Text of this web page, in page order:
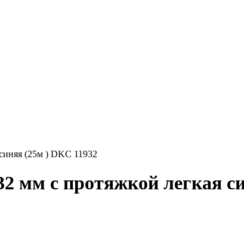
(25м ) DKC 11932
мм с протяжкой легкая